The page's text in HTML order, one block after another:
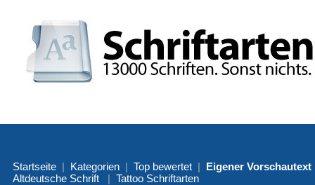
Startseite | Kategorien | Top bewertet | Eigener Vorschautext
Altdeutsche Schrift | Tattoo Schriftarten